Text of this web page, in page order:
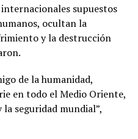
supuestos
ocultan la
y la destrucción
de la humanidad,
en todo el Medio Oriente,
seguridad mundial”,